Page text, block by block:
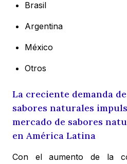
Brasil
Argentina
México
Otros
La creciente demanda
sabores naturales
mercado de sabores
en América Latina
Con el aumento de la